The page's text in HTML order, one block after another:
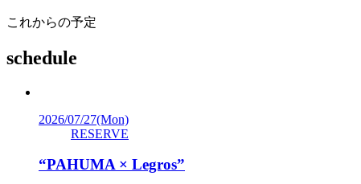
これからの予定
schedule
2026/07/27(Mon)
RESERVE
“PAHUMA × Legros”